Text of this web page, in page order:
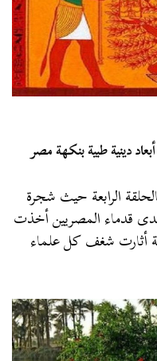
.. أبعاد دينية طبية بنكهة مصر
الرابعة حيث شجرة
لدى قدماء المصريين أخذت
أثارت شغف كل علماء